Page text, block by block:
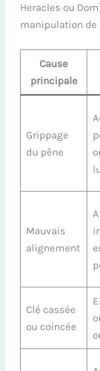
Heracles ou
manipulation de
Cause
principale
Grippage
du pêne
Mauvais
alignement
Clé cassée
ou coincée